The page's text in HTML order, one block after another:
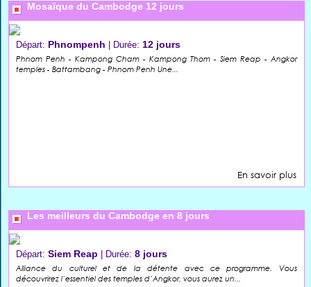
Mosaïque du Cambodge 12 jours
Départ: Phnompenh | Durée: 12 jours
Phnom Penh - Kampong Cham - Kampong Thom - Siem Reap - Angkor
temples - Battambang - Phnom Penh Une...
En savoir plus
Les meilleurs du Cambodge en 8 jours
Départ: Siem Reap | Durée: 8 jours
Alliance du culturel et de la détente avec ce programme. Vous
découvrirez l’essentiel des temples d’Angkor, vous aurez un...